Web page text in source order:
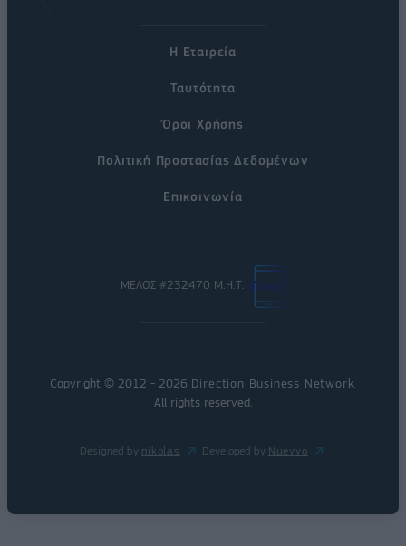
Η Εταιρεία
Ταυτότητα
Όροι Χρήσης
Πολιτική Προστασίας Δεδομένων
Επικοινωνία
ΜΕΛΟΣ #232470 Μ.Η.Τ.
Copyright © 2012 - 2026 Direction Business Network
All rights reserved.
Designed by nikolas Developed by Nuevvo